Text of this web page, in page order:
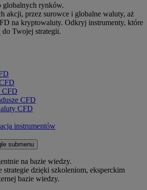
globalnych rynków.
akcji, przez surowce i globalne waluty, aż
na kryptowaluty. Odkryj instrumenty, które
do Twojej strategii.
CFD
CFD
CFD
instrumentów
submenu
na bazie wiedzy.
strategie dzięki szkoleniom, eksperckim
bazie wiedzy.